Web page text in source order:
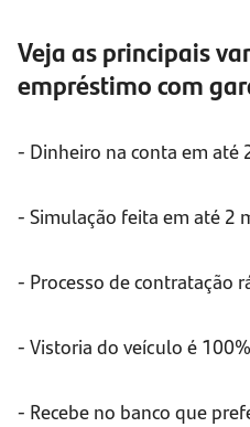
Veja as principais
empréstimo com
- Dinheiro na conta em até
- Simulação feita em até 2
- Processo de contratação
- Vistoria do veículo é
- Recebe no banco que